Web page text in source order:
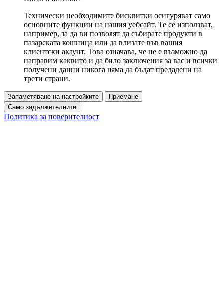
Технически необходимите бисквитки осигуряват само
основните функции на нашия уебсайт. Те се използват,
например, за да ви позволят да събирате продукти в
пазарската кошница или да влизате във вашия
клиентски акаунт. Това означава, че не е възможно да
направим каквито и да било заключения за вас и всички
получени данни никога няма да бъдат предадени на
трети страни.
Запаметяване на настройките
Приемане
Само задължителните
Политика за поверителност